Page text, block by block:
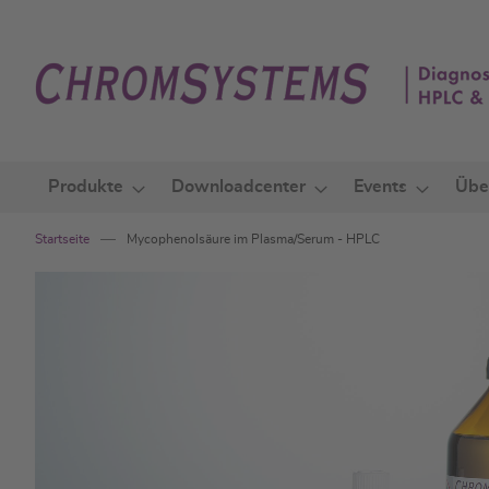
springen
Produkte Downloadcenter Events
Startseite Mycophenolsäure im Plasma/Serum - HPLC